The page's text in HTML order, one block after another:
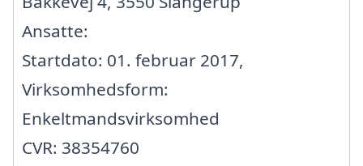
Ansatte:
Startdato: 01. februar 2017,
Virksomhedsform:
Enkeltmandsvirksomhed
CVR: 38354760